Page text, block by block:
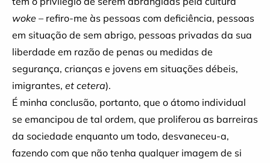
woke – refiro-me às pessoas com deficiência, pessoas
em situação de sem abrigo, pessoas privadas da sua
liberdade em razão de penas ou medidas de
segurança, crianças e jovens em situações débeis,
imigrantes, et cetera).
É minha conclusão, portanto, que o átomo individual
se emancipou de tal ordem, que proliferou as barreiras
da sociedade enquanto um todo, desvaneceu-a,
fazendo com que não tenha qualquer imagem de si